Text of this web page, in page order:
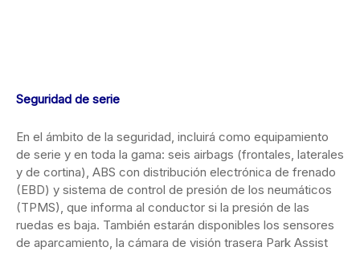
Seguridad de serie
En el ámbito de la seguridad, incluirá como equipamiento
de serie y en toda la gama: seis airbags (frontales, laterales
y de cortina), ABS con distribución electrónica de frenado
(EBD) y sistema de control de presión de los neumáticos
(TPMS), que informa al conductor si la presión de las
ruedas es baja. También estarán disponibles los sensores
de aparcamiento, la cámara de visión trasera Park Assist